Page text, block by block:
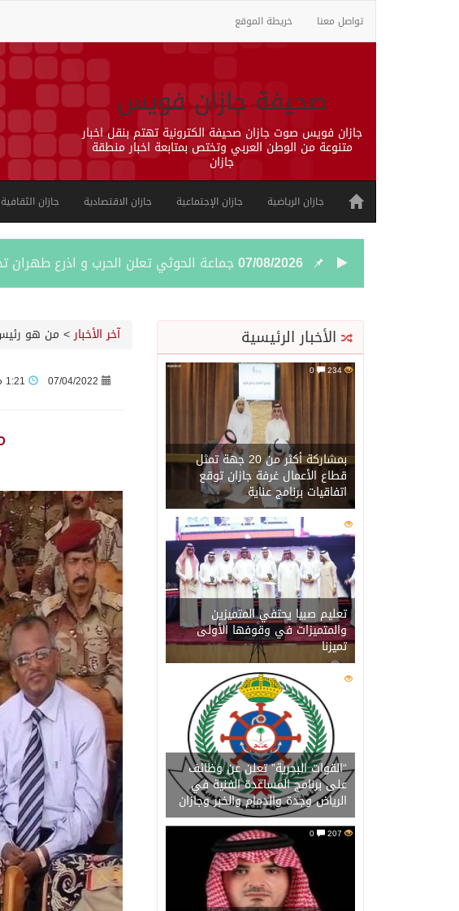
تواصل معنا خريطة الموقع
صحيفة جازان فويس
جازان فويس صوت جازان صحيفة الكترونية تهتم بنقل اخبار
متنوعة من الوطن العربي وتختص بمتابعة اخبار منطقة
جازان
جازان الرياضية جازان الإجتماعية جازان الاقتصادية جازان الثقافية
07/08/2026جماعة الحوثي تعلن الحرب و اذرع
07/08/2026مقتل شخصين وإصابة 14 إثر انفجار عبوة ناسفة داخل حافلة في ريف دمشق
07/08/2026جراء عدوان الاحتلال المتواصل على مخيم قلنديا
07/08/2026اكتمال استقبال الدفعة الثانية من ضيوف
07/08/2026التحالف: إصابة (11) مدنياً في نجران نتيجة اعتداءات حوثية إرهابية
07/08/2026التحالف يعزي الحكومة اليمنية في
07/08/2026مصدر سعودي مسؤول: تنسيق بين
07/08/2026حالة الطقس المتوقعة اليوم في المملكة
07/08/2026إجتماع المكتب التعريفي للمتقاعدين
الأخبار الرئيسية
234
بمشاركة أكثر من 20 جهة تمثل
قطاع الأعمال غرفة جازان توقع
اتفاقيات برنامج عناية
216
تعليم صبيا يحتفي المتميزين
والمتميزات في وقوفها الأولى
تميزنا
209
“القوات البحرية” تعلن عن وظائف
على برنامج المساعدة الفنية في
الرياض وجدة والدمام والخبر وجازان
207
آخر الأخبار> من هو
07/04/2022